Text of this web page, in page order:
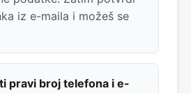
iz e-maila i možeš se
pravi broj telefona i e-